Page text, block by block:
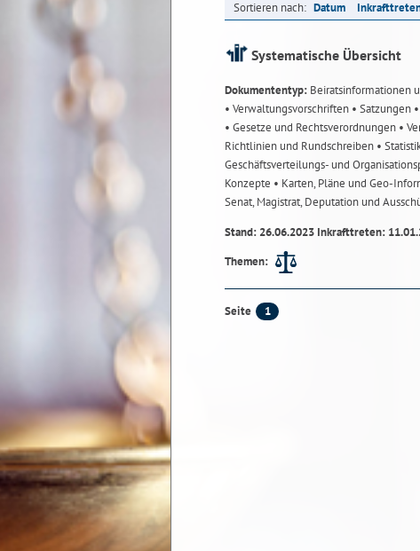
Sortieren nach: Datum
Systematische Übersicht
Dokumententyp: Beiratsinformationen
• Verwaltungsvorschriften • Satzungen
• Gesetze und Rechtsverordnungen •
Richtlinien und Rundschreiben •
Geschäftsverteilungs- und
Konzepte • Karten, Pläne und Geo-
Senat, Magistrat, Deputation und
Stand: 26.06.2023 Inkrafttreten:
Themen:
Seite 1